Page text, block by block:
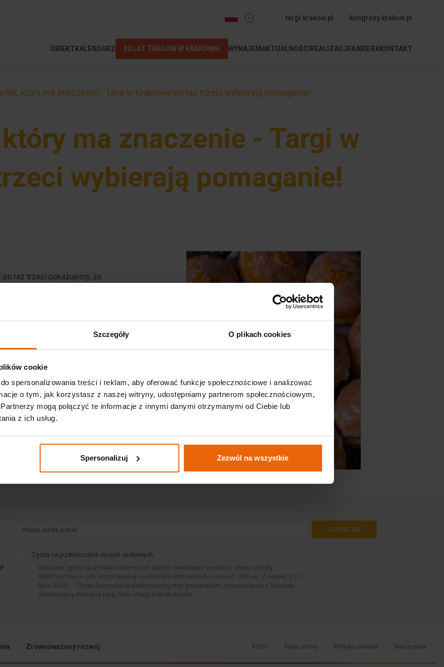
Szczegóły O plikach cookies
cookie
spersonalizowania treści i reklam, aby oferować funkcje społecznościowe i analizować
o tym, jak korzystasz z naszej witryny, udostępniamy partnerom społecznościowym,
mogą połączyć te informacje z innymi danymi otrzymanymi od Ciebie lub
z ich usług.
Spersonalizuj Zezwól na wszystkie
Menu dodatkowe (nagłówek)
targi.krakow.pl kongresy.krakow.pl
OBIEKT KALENDARZ 30 LAT TARGÓW W KRAKOWIE WYNAJEM AKTUALNOŚCI REALIZACJE KARIERAKONTAKT
który ma znaczenie - Targi w Krakowie po raz trzeci wybierają pomaganie!
ma znaczenie - Targi w
wybierają pomaganie!
po raz trzeci pokazujemy, że
które każdego dnia
która od lat niesie pomoc z
sięgać po trzeciego czy
część naszego
gest może mieć realny
podzielić się dobrem. Bo
Zgoda na przetwarzanie danych osobowych
Wyrażam zgodę na przetwarzanie moich danych osobowych w postaci adresu poczty
elektronicznej w celu otrzymywania newslettera stosownie do treści art. 398 ust. 2 ustawy z 12
lipca 2024 r. – Prawo komunikacji elektronicznej oraz potwierdzam zapoznanie się z klauzulą
informacyjną dostępną tutaj: https://targi.krakow.pl/rodo
ZAPISZ SIĘ
Zrównoważony rozwój RODO Mapa strony Polityka cookies Naruszenia